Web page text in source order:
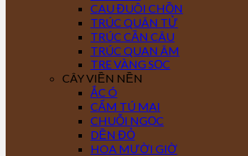
CAU ĐUÔI CHỒN
TRÚC QUÂN TỬ
TRÚC CẦN CÂU
TRÚC QUAN ÂM
TRE VÀNG SỌC
CÂY VIỀN NỀN
ẮC Ó
CẨM TÚ MAI
CHUỖI NGỌC
DỀN ĐỎ
HOA MƯỜI GIỜ